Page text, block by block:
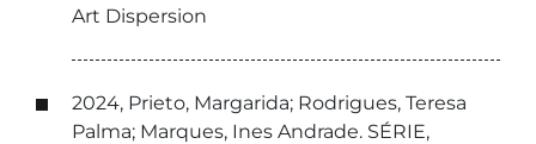
Art Dispersion
2024, Prieto, Margarida; Rodrigues, Teresa
Palma; Marques, Ines Andrade. SÉRIE,